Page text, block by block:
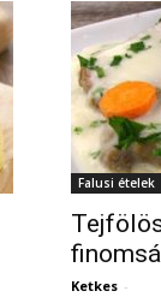
Falusi ételek
Ketkes -